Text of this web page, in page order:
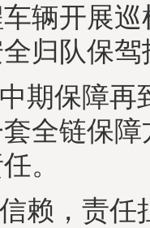
辆开展
归队保驾
期保障再
全链保
。
赖，责任